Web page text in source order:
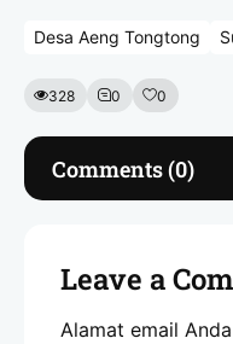
Desa Aeng Tongtong
328 0 0
Comments (0)
Leave a
Alamat email